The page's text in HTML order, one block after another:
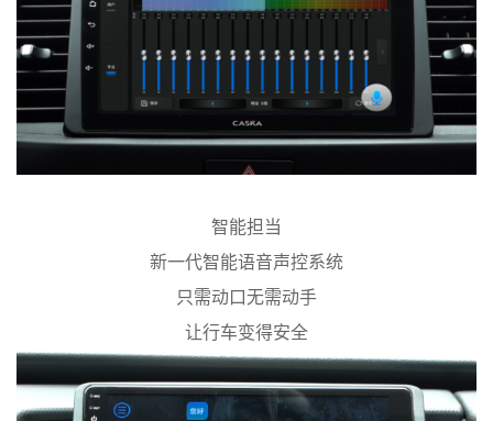
智能担当
新一代智能语音声控系统
只需动口无需动手
让行车变得安全